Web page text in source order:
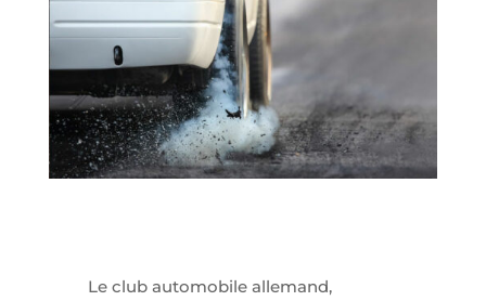
Le club automobile allemand,